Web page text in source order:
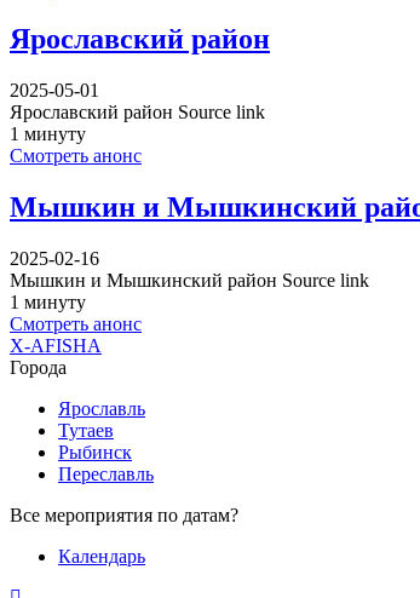
Ярославский район
2025-05-01
Ярославский район Source link
1 минуту
Смотреть анонс
Мышкин и Мышкинский
2025-02-16
Мышкин и Мышкинский район Source link
1 минуту
Смотреть анонс
X-AFISHA
Города
Ярославль
Тутаев
Рыбинск
Переславль
Все мероприятия по датам?
Календарь